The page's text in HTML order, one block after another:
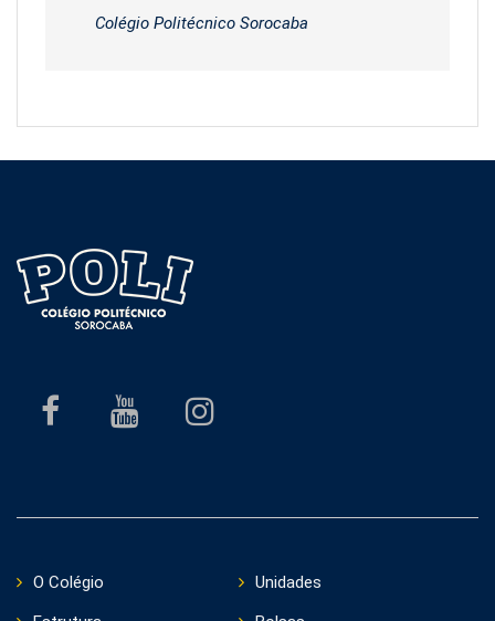
Colégio Politécnico Sorocaba
O Colégio
Unidades